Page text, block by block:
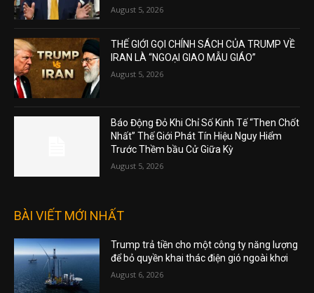
August 5, 2026
THẾ GIỚI GỌI CHÍNH SÁCH CỦA TRUMP VỀ
IRAN LÀ “NGOẠI GIAO MẪU GIÁO”
August 5, 2026
Báo Động Đỏ Khi Chỉ Số Kinh Tế “Then Chốt
Nhất” Thế Giới Phát Tín Hiệu Nguy Hiểm
Trước Thềm bầu Cử Giữa Kỳ
August 5, 2026
BÀI VIẾT MỚI NHẤT
Trump trả tiền cho một công ty năng lượng
để bỏ quyền khai thác điện gió ngoài khơi
August 6, 2026